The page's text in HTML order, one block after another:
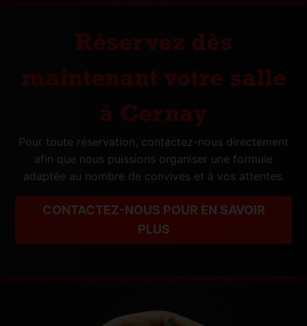
Réservez dès
maintenant votre salle
à Cernay
Pour toute réservation, contactez-nous directement
afin que nous puissions organiser une formule
adaptée au nombre de convives et à vos attentes.
CONTACTEZ-NOUS POUR EN SAVOIR
PLUS